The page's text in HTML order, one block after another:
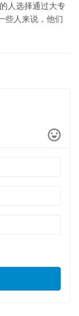
人选择通过大专
些人来说，他们